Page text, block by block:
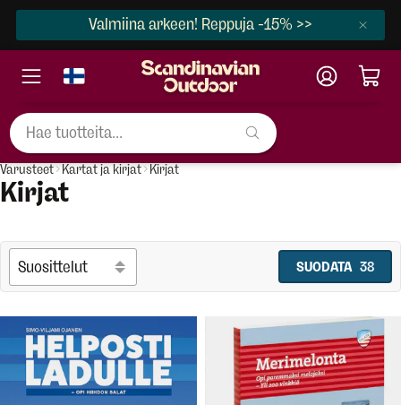
Valmiina arkeen! Reppuja -15% >>
Varusteet Kartat ja kirjat Kirjat
Kirjat
SUODATA 38